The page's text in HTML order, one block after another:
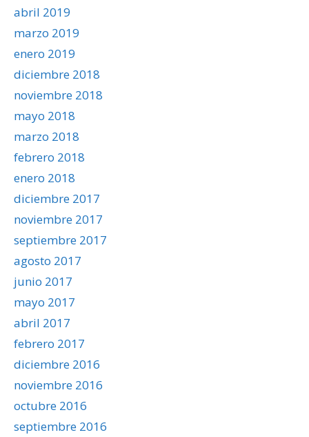
abril 2019
marzo 2019
enero 2019
diciembre 2018
noviembre 2018
mayo 2018
marzo 2018
febrero 2018
enero 2018
diciembre 2017
noviembre 2017
septiembre 2017
agosto 2017
junio 2017
mayo 2017
abril 2017
febrero 2017
diciembre 2016
noviembre 2016
octubre 2016
septiembre 2016